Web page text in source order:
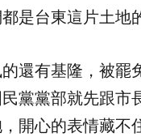
是台東這片土地
還有基隆，被罷
黨黨部就先跟市
開心的表情藏不